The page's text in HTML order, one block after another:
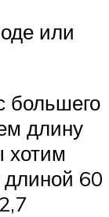
или
большего
длину
хотим
60